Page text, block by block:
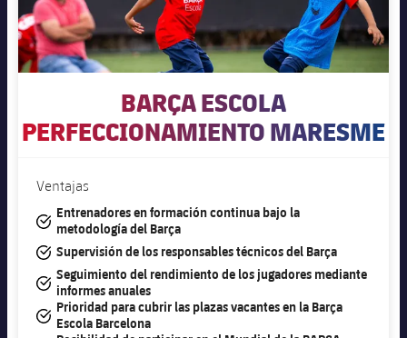
BARÇA ESCOLA
PERFECCIONAMIENTO MARESME
Ventajas
#tick
Entrenadores en formación continua bajo la
metodología del Barça
#tick
Supervisión de los responsables técnicos del Barça
#tick
Seguimiento del rendimiento de los jugadores mediante
informes anuales
#tick
Prioridad para cubrir las plazas vacantes en la Barça
Escola Barcelona